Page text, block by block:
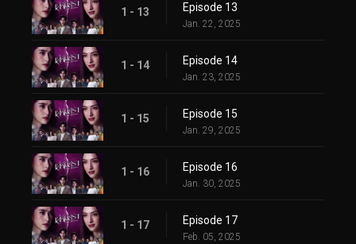
1 - 13 Episode 13
Jan. 22, 2025
1 - 14 Episode 14
Jan. 23, 2025
1 - 15 Episode 15
Jan. 29, 2025
1 - 16 Episode 16
Jan. 30, 2025
1 - 17 Episode 17
Feb. 05, 2025